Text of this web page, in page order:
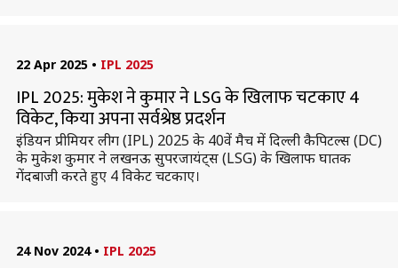
22 Apr 2025 • IPL 2025
IPL 2025: मुकेश ने कुमार ने LSG के खिलाफ चटकाए 4
विकेट, किया अपना सर्वश्रेष्ठ प्रदर्शन
इंडियन प्रीमियर लीग (IPL) 2025 के 40वें मैच में दिल्ली कैपिटल्स (DC)
के मुकेश कुमार ने लखनऊ सुपरजायंट्स (LSG) के खिलाफ घातक
गेंदबाजी करते हुए 4 विकेट चटकाए।
24 Nov 2024 • IPL 2025